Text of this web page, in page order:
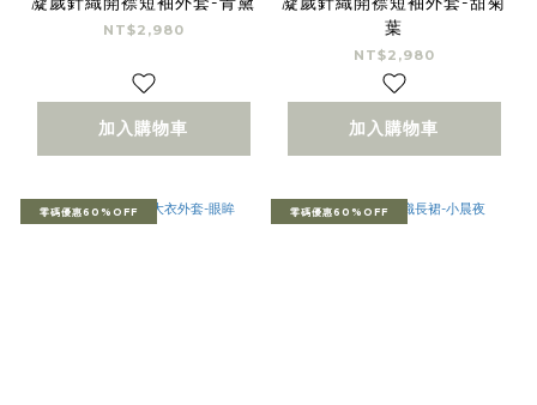
NT$2,980
加入購物車
葉
NT$2,980
加入購物車
零碼優惠60%OFF 零碼優惠60%OFF